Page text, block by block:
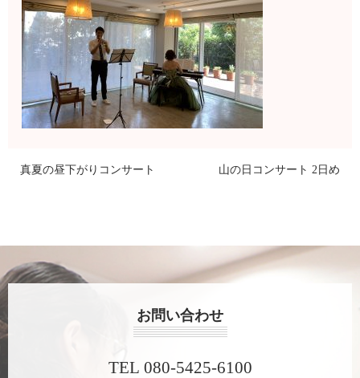
真夏の昼下がりコンサート 山の日コンサート 2日め
お問い合わせ
TEL 080-5425-6100